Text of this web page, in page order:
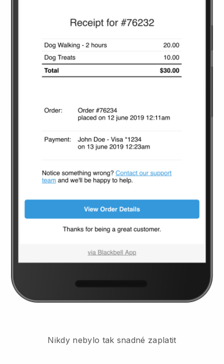
Nikdy nebylo tak snadné zaplatit